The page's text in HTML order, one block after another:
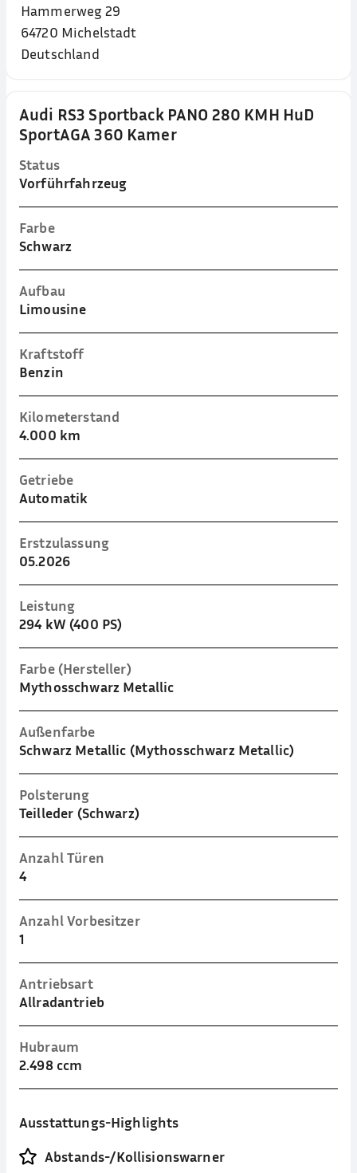
Audi RS3 Sportback PANO 280 KMH HuD
SportAGA 360 Kamer
Status
Vorführfahrzeug
Farbe
Schwarz
Aufbau
Limousine
Kraftstoff
Benzin
Kilometerstand
4.000 km
Getriebe
Automatik
Erstzulassung
05.2026
Leistung
294 kW (400 PS)
Farbe (Hersteller)
Mythosschwarz Metallic
Außenfarbe
Schwarz Metallic (Mythosschwarz Metallic)
Polsterung
Teilleder (Schwarz)
Anzahl Türen
4
Anzahl Vorbesitzer
1
Antriebsart
Allradantrieb
Hubraum
2.498 ccm
Ausstattungs-Highlights
Abstands-/Kollisionswarner
Hammerweg 29
64720 Michelstadt
Deutschland